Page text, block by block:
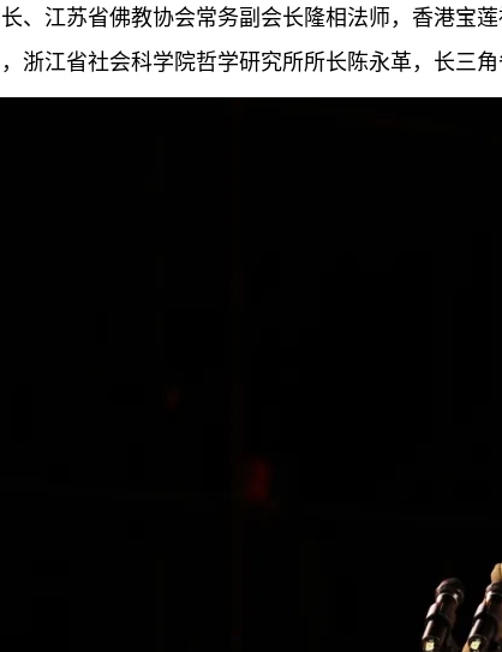
、江苏省佛教协会常务副会长隆相法师，香港宝
浙江省社会科学院哲学研究所所长陈永革，长三